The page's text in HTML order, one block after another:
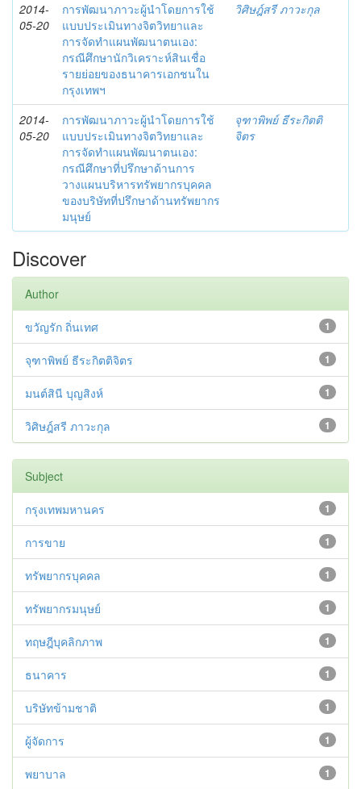
2014-
05-20
การพัฒนาภาวะผู้นำโดยการใช้
แบบประเมินทางจิตวิทยาและ
การจัดทำแผนพัฒนาตนเอง:
กรณีศึกษานักวิเคราะห์สินเชื่อ
รายย่อยของธนาคารเอกชนใน
กรุงเทพฯ
วิศิษฎ์สรี ภาวะกุล
2014-
05-20
การพัฒนาภาวะผู้นำโดยการใช้
แบบประเมินทางจิตวิทยาและ
การจัดทำแผนพัฒนาตนเอง:
กรณีศึกษาที่ปรึกษาด้านการ
วางแผนบริหารทรัพยากรบุคคล
ของบริษัทที่ปรึกษาด้านทรัพยากร
มนุษย์
จุฑาพิพย์ ธีระกิตติ
จิตร
Discover
Author
1
ขวัญรัก ถิ่นเทศ
1
จุฑาพิพย์ ธีระกิตติจิตร
1
มนต์สินี บุญสิงห์
1
วิศิษฎ์สรี ภาวะกุล
Subject
1
กรุงเทพมหานคร
1
การขาย
1
ทรัพยากรบุคคล
1
ทรัพยากรมนุษย์
1
ทฤษฎีบุคลิกภาพ
1
ธนาคาร
1
บริษัทข้ามชาติ
1
ผู้จัดการ
1
พยาบาล